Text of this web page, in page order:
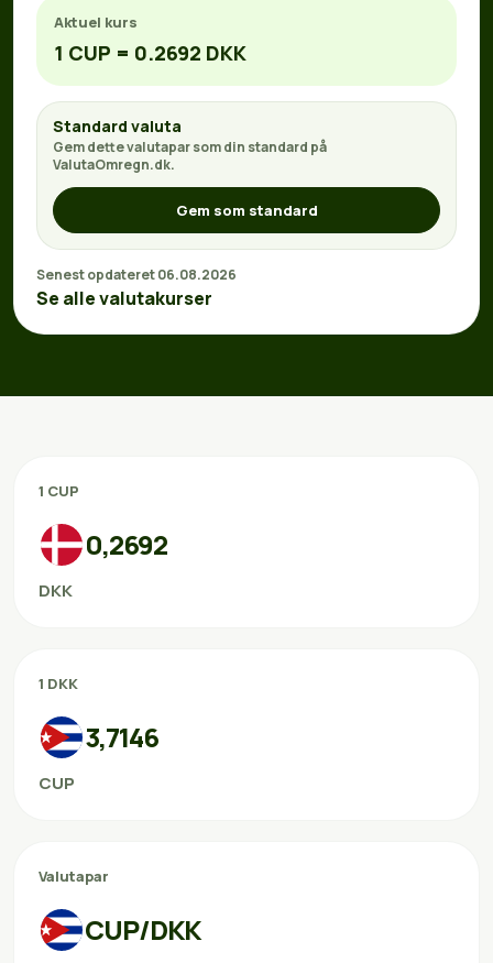
Aktuel kurs
1 CUP = 0.2692 DKK
Standard valuta
Gem dette valutapar som din standard på
ValutaOmregn.dk.
Gem som standard
Senest opdateret 06.08.2026
Se alle valutakurser
1 CUP
0,2692
DKK
1 DKK
3,7146
CUP
Valutapar
CUP/DKK